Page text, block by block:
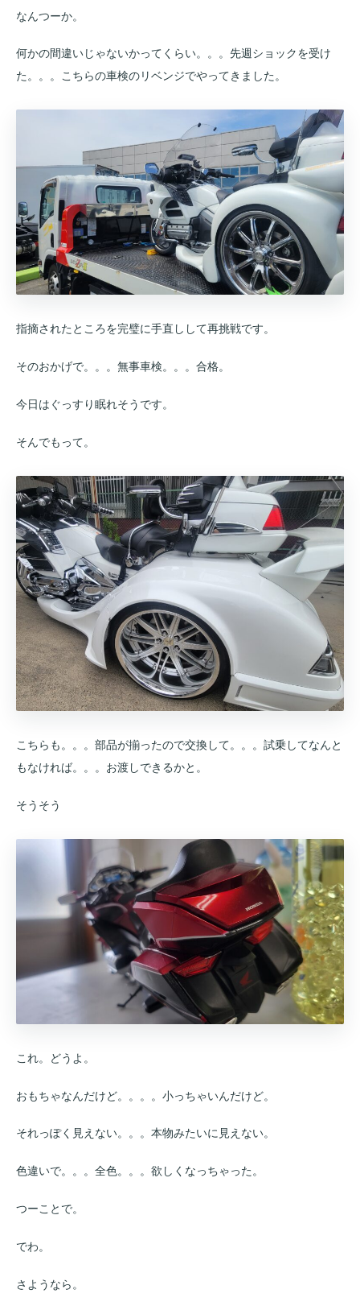
なんつーか。
何かの間違いじゃないかってくらい。。。先週ショックを受け
た。。。こちらの車検のリベンジでやってきました。
指摘されたところを完璧に手直しして再挑戦です。
そのおかげで。。。無事車検。。。合格。
今日はぐっすり眠れそうです。
そんでもって。
こちらも。。。部品が揃ったので交換して。。。試乗してなんと
もなければ。。。お渡しできるかと。
そうそう
これ。どうよ。
おもちゃなんだけど。。。。小っちゃいんだけど。
それっぽく見えない。。。本物みたいに見えない。
色違いで。。。全色。。。欲しくなっちゃった。
つーことで。
でわ。
さようなら。